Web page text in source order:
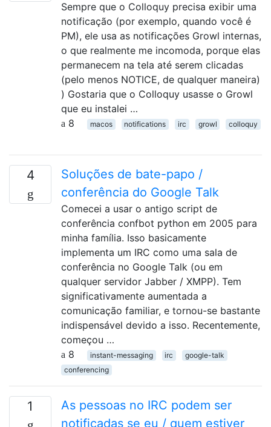
Sempre que o Colloquy precisa exibir uma
notificação (por exemplo, quando você é
PM), ele usa as notificações Growl internas,
o que realmente me incomoda, porque elas
permanecem na tela até serem clicadas
(pelo menos NOTICE, de qualquer maneira)
) Gostaria que o Colloquy usasse o Growl
que eu instalei …
8
macos notifications irc growl colloquy
4
Soluções de bate-papo /
conferência do Google Talk
Comecei a usar o antigo script de
conferência confbot python em 2005 para
minha família. Isso basicamente
implementa um IRC como uma sala de
conferência no Google Talk (ou em
qualquer servidor Jabber / XMPP). Tem
significativamente aumentada a
comunicação familiar, e tornou-se bastante
indispensável devido a isso. Recentemente,
começou …
8
instant-messaging irc
google-talk
conferencing
1
As pessoas no IRC podem ser
notificadas se eu / quem estiver